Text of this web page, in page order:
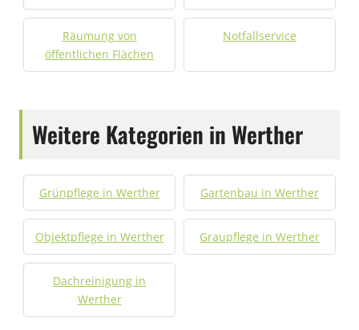
Räumung von
öffentlichen Flächen
Notfallservice
Weitere Kategorien in Werther
Grünpflege in Werther Gartenbau in Werther
Objektpflege in Werther Graupflege in Werther
Dachreinigung in
Werther